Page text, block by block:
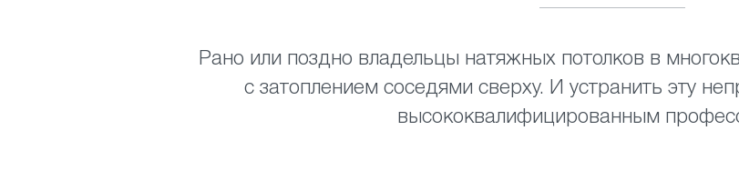
Рано или поздно владельцы натяжных потолков в
с затоплением соседями сверху. И устранить эту
высококвалифицированным